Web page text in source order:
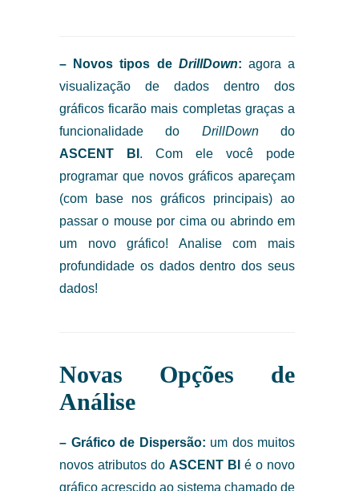
– Novos tipos de DrillDown: agora a
visualização de dados dentro dos
gráficos ficarão mais completas graças a
funcionalidade do DrillDowndo
ASCENT BI . Com ele você pode
programar que novos gráficos apareçam
(com base nos gráficos principais) ao
passar o mouse por cima ou abrindo em
um novo gráfico! Analise com mais
profundidade os dados dentro dos seus
dados!
Novas Opções de
Análise
– Gráfico de Dispersão: um dos muitos
novos atributos do ASCENT BI é o novo
gráfico acrescido ao sistema chamado de